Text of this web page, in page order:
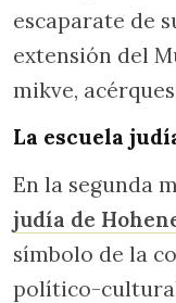
escaparate de
extensión del
mikve,
La escuela
En la segunda
judía de
símbolo de la
político-